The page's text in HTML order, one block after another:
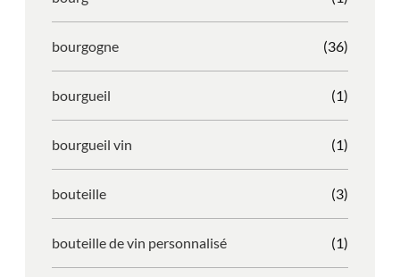
bourgogne (36)
bourgueil (1)
bourgueil vin (1)
bouteille (3)
bouteille de vin personnalisé (1)